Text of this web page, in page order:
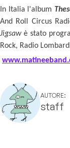
In Italia l'album
And Roll Circus
Jigsawè stato
Rock, Radio
AUTORE:
staff